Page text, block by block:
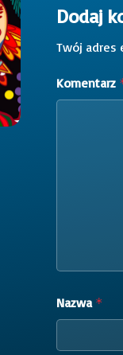
Dodaj
Twój adres
Komentarz
Nazwa *